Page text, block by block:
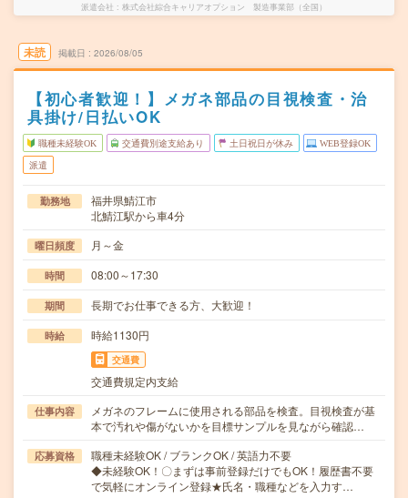
派遣会社 株式会社綜合キャリアオプション 製造事業部（全国）
未読 掲載日 2026/08/05
【初心者歓迎！】メガネ部品の目視検査・治
具掛け/日払いOK
職種未経験OK 交通費別途支給あり 土日祝日が休み WEB登録OK
派遣
勤務地
福井県鯖江市
北鯖江駅から車4分
曜日頻度 月～金
時間 08:00～17:30
期間 長期でお仕事できる方、大歓迎！
時給 時給1130円
交通費
交通費規定内支給
仕事内容
メガネのフレームに使用される部品を検査。目視検査が基
本で汚れや傷がないかを目標サンプルを見ながら確認…
応募資格
職種未経験OK / ブランクOK / 英語力不要
◆未経験OK！〇まずは事前登録だけでもOK！履歴書不要
で気軽にオンライン登録★氏名・職種などを入力す…